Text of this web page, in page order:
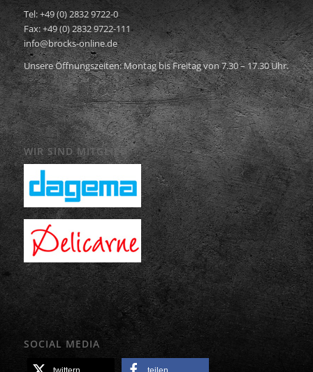
Tel: +49 (0) 2832 9722-0
Fax: +49 (0) 2832 9722-111
info@brocks-online.de
Unsere Öffnungszeiten: Montag bis Freitag von 7.30 – 17.30 Uhr.
WIR SIND MITGLIED
SOCIAL MEDIA